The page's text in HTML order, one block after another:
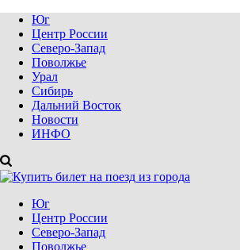
Юг
Центр России
Северо-Запад
Поволжье
Урал
Сибирь
Дальний Восток
Новости
ИНФО
Юг
Центр России
Северо-Запад
Поволжье